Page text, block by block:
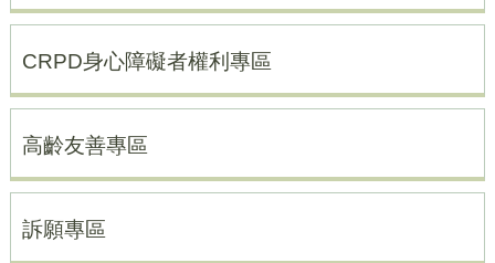
CRPD身心障礙者權利專區
高齡友善專區
訴願專區